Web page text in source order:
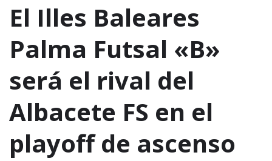
El Illes Baleares
Palma Futsal «B»
será el rival del
Albacete FS en el
playoff de ascenso